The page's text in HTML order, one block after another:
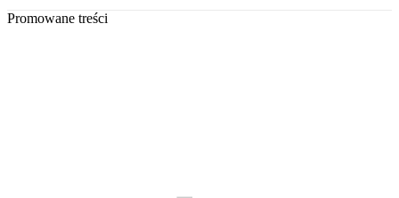
Promowane treści